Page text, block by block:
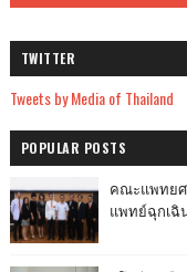
TWITTER
Tweets by Media of Thailand
POPULAR POSTS
คณะแพทยศ
แพทย์ฉุกเฉิ